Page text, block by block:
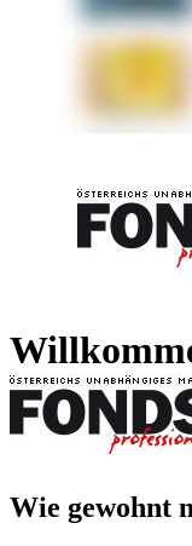
Wie gewohnt